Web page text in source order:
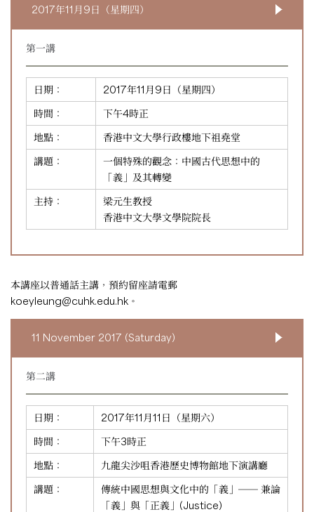
2017年11月9日（星期四）
第一講
日期：
2017年11月9日（星期四）
時間：
下午4時正
地點：
香港中文大學行政樓地下祖堯堂
講題：
一個特殊的觀念：中國古代思想中的
「義」及其轉變
主持：
梁元生教授
香港中文大學文學院院長
本講座以普通話主講，預約留座請電郵
koeyleung@cuhk.edu.hk 。
11 November 2017 (Saturday)
第二講
日期：
2017年11月11日（星期六）
時間：
下午3時正
地點：
九龍尖沙咀香港歷史博物館地下演講廳
講題：
傳統中國思想與文化中的「義」── 兼論
「義」與「正義」(Justice)